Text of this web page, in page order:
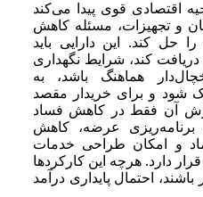
اقتصادی قوی پیدا می‌کند
و تجهیزات، مسئله کاهش
حل کند. این دارایی باید
کند، شرایط نگهداری
هماهنگ باشد، به
شود و برای خریدار مقصد
آن فقط در کاهش فساد
برنامه‌ریزی عرضه، کاهش
و امکان طراحی خدمات
دارد. هرچه این کارکردها
احتمال پایداری درآمد